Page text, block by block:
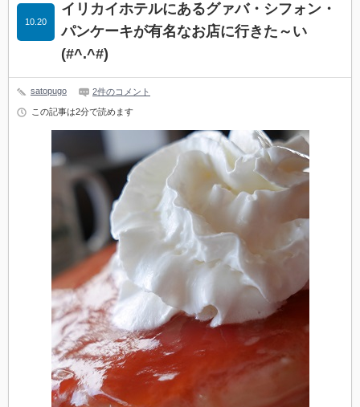
イリカイホテルにあるグァバ・シフォン・
パンケーキが有名なお店に行きた～い
(#^.^#)
10.20
satopugo 2件のコメント
この記事は2分で読めます